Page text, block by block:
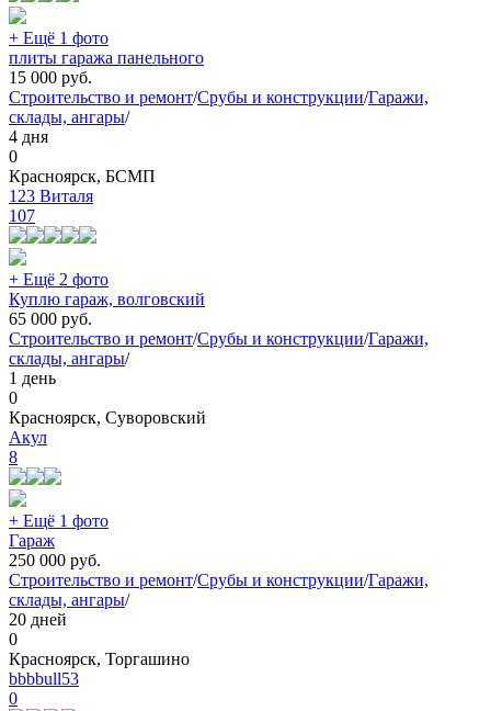
+ Ещё 1 фото
плиты гаража панельного
15 000 руб.
Строительство и ремонт/Срубы и конструкции/Гаражи,
склады, ангары/
4 дня
0
Красноярск, БСМП
123 Виталя
107
+ Ещё 2 фото
Куплю гараж, волговский
65 000 руб.
Строительство и ремонт/Срубы и конструкции/Гаражи,
склады, ангары/
1 день
0
Красноярск, Суворовский
Акул
8
+ Ещё 1 фото
Гараж
250 000 руб.
Строительство и ремонт/Срубы и конструкции/Гаражи,
склады, ангары/
20 дней
0
Красноярск, Торгашино
bbbbull53
0